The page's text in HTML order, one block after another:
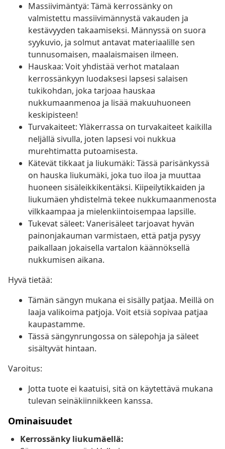
Massiivimäntyä: Tämä kerrossänky on
valmistettu massiivimännystä vakauden ja
kestävyyden takaamiseksi. Männyssä on suora
syykuvio, ja solmut antavat materiaalille sen
tunnusomaisen, maalaismaisen ilmeen.
Hauskaa: Voit yhdistää verhot matalaan
kerrossänkyyn luodaksesi lapsesi salaisen
tukikohdan, joka tarjoaa hauskaa
nukkumaanmenoa ja lisää makuuhuoneen
keskipisteen!
Turvakaiteet: Yläkerrassa on turvakaiteet kaikilla
neljällä sivulla, joten lapsesi voi nukkua
murehtimatta putoamisesta.
Kätevät tikkaat ja liukumäki: Tässä parisänkyssä
on hauska liukumäki, joka tuo iloa ja muuttaa
huoneen sisäleikkikentäksi. Kiipeilytikkaiden ja
liukumäen yhdistelmä tekee nukkumaanmenosta
vilkkaampaa ja mielenkiintoisempaa lapsille.
Tukevat säleet: Vanerisäleet tarjoavat hyvän
painonjakauman varmistaen, että patja pysyy
paikallaan jokaisella vartalon käännöksellä
nukkumisen aikana.
Hyvä tietää:
Tämän sängyn mukana ei sisälly patjaa. Meillä on
laaja valikoima patjoja. Voit etsiä sopivaa patjaa
kaupastamme.
Tässä sängynrungossa on sälepohja ja säleet
sisältyvät hintaan.
Varoitus:
Jotta tuote ei kaatuisi, sitä on käytettävä mukana
tulevan seinäkiinnikkeen kanssa.
Ominaisuudet
Kerrossänky liukumäellä: